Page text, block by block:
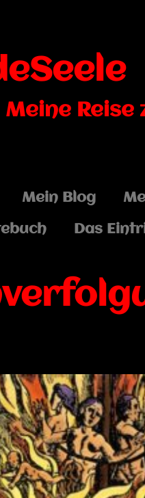
Meine Reise
Mein Blog
Das